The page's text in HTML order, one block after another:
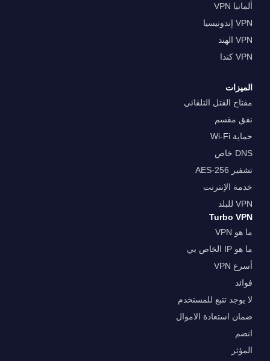
ألمانيا VPN
VPN إندونيسيا
VPN الهند
VPN كندا
الميزات
مفتاح القتل التلقائي
نفق مقسم
حماية Wi-Fi
DNS خاص
تشفير AES-256
خدمة الإنترنت
VPN للبلد
Turbo VPN
ما هو VPN
ما هو IP الخاص بي
أسرع VPN
فوائد
لا يوجد تتبع للمستخدم
ضمان استعادة الاموال
انضم
المؤثر